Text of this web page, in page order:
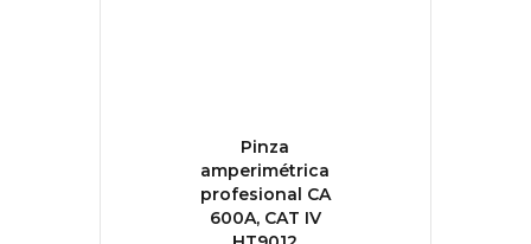
Pinza
amperimétrica
profesional CA
600A, CAT IV